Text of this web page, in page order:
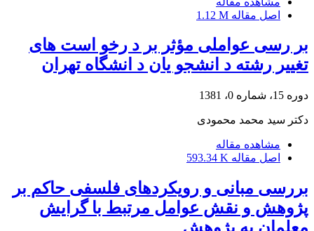
اصل مقاله 1.12 M
بر رسی عواملی مؤثر بر د رخو است های
تغییر رشته د انشجو یان د انشگاه تهران
دوره 15، شماره 0، 1381
دکتر سید محمد محمودی
مشاهده مقاله
اصل مقاله 593.34 K
بررسی مبانی و رویکردهای فلسفی حاکم بر
پژوهش و نقش عوامل مرتبط با گرایش